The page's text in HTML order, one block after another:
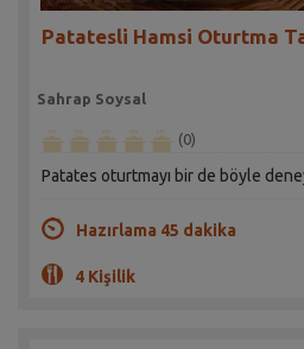
Patatesli Hamsi Oturtma
Sahrap Soysal
(0)
Patates oturtmayı bir de böyle
Hazırlama 45 dakika
4 Kişilik